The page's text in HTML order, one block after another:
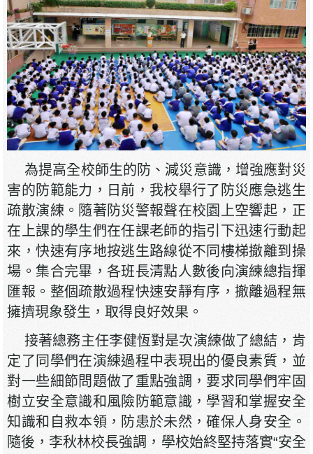
為提高全校師生的防、減災意識，增強應對災
害的防範能力，日前，我校舉行了防災應急逃生
疏散演練。隨著防災警報聲在校園上空響起，正
在上課的學生們在任課老師的指引下迅速行動起
來，快速有序地按逃生路線從不同樓梯撤離到操
場。集合完畢，各班長清點人數後向演練總指揮
匯報。整個疏散過程快速安靜有序，撤離過程無
擁擠現象發生，取得良好效果。
接著總務主任李健恆對是次演練做了總結，肯
定了同學們在演練過程中表現出的優良素質，並
對一些細節問題做了重點強調，要求同學們牢固
樹立安全意識和風險防範意識，學習和掌握安全
知識和自救本領，防患於未然，確保人身安全。
隨後，李秋林校長強調，學校始終堅持落實“安全